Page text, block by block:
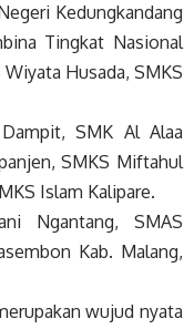
Kedungkandang
Tingkat Nasional
Wiyata Husada, SMKS
SMK Al Alaa
SMKS Miftahul
Islam Kalipare.
Ngantang, SMAS
Kab. Malang,
wujud nyata